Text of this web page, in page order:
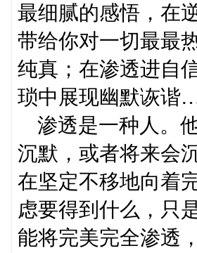
最细腻的感悟，在
带给你对一切最最
纯真；在渗透进自
琐中展现幽默诙
渗透是一种人。
沉默，或者将来会
在坚定不移地向着
虑要得到什么，只
能将完美完全渗透